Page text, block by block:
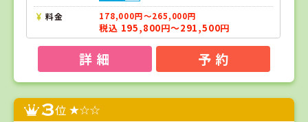
料金 178,000円～265,000円
税込 195,800円～291,500円
詳 細 予 約
3位